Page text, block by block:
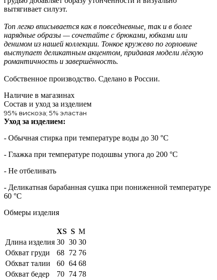
вытягивает силуэт.
Топ легко вписывается как в повседневные, так и в более
нарядные образы — сочетайте с брюками, юбками или
денимом из нашей коллекции. Тонкое кружево по горловине
выступает деликатным акцентом, придавая модели лёгкую
романтичность и завершённость.
Собственное производство. Сделано в России.
Наличие в магазинах
Состав и уход за изделием
95% вискоза; 5% эластан
Уход за изделием:
- Обычная стирка при температуре воды до 30 °C
- Глажка при температуре подошвы утюга до 200 °C
- Не отбеливать
- Деликатная барабанная сушка при пониженной температуре
60 °C
Обмеры изделия
XS S M
Длина изделия 30 30 30
Обхват груди
68 72 76
Обхват талии
60 64 68
Обхват бедер
70 74 78